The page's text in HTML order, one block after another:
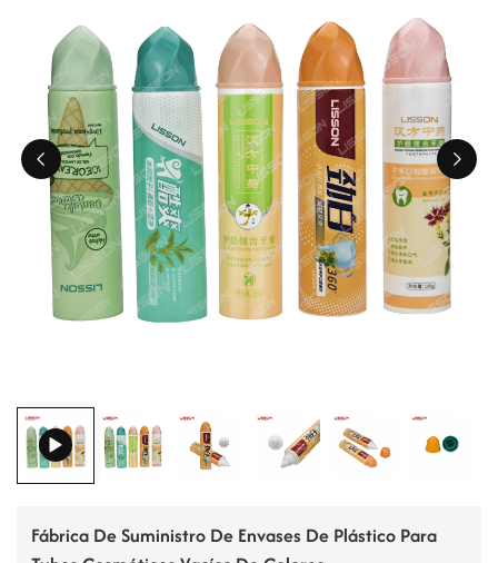
한국의
ไทย
Tiếng việt
中文
Fábrica De Suministro De Envases De Plástico Para